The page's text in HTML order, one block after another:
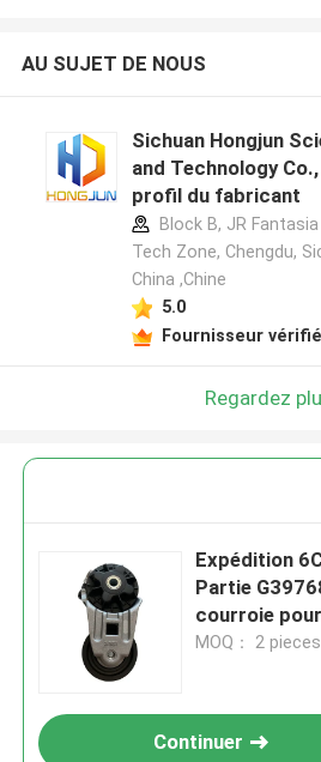
AU SUJET DE NOUS
Sichuan Hongjun
and Technology
profil du fabricant
Block B, JR
Tech Zone, Chengdu,
China ,Chine
5.0
Fournisseur vérifié
Regardez
Expédition
Partie
courroie
Petit
MOQ： 2 pieces
Continuer